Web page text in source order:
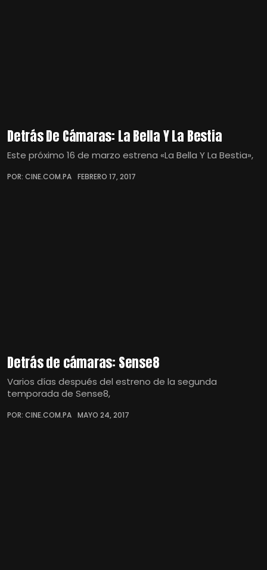
Detrás De Cámaras: La Bella Y La Bestia
Este próximo 16 de marzo estrena «La Bella Y La Bestia»,
POR: CINE.COM.PA FEBRERO 17, 2017
Detrás de cámaras: Sense8
Varios días después del estreno de la segunda
temporada de Sense8,
POR: CINE.COM.PA MAYO 24, 2017